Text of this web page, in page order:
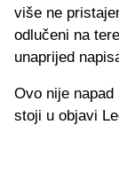
više ne
odlučeni na
unaprijed
Ovo nije napad
stoji u objavi